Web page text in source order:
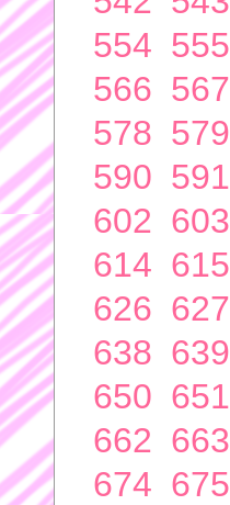
554 555
566 567
578 579
590 591
602 603
614 615
626 627
638 639
650 651
662 663
674 675